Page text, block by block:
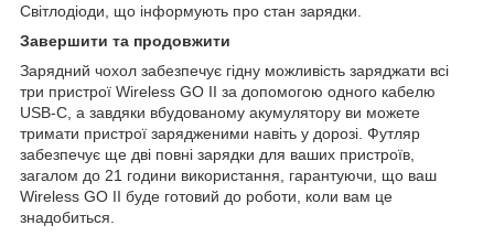
Світлодіоди, що інформують про стан зарядки.
Завершити та продовжити
Зарядний чохол забезпечує гідну можливість заряджати всі
три пристрої Wireless GO II за допомогою одного кабелю
USB-C, а завдяки вбудованому акумулятору ви можете
тримати пристрої зарядженими навіть у дорозі. Футляр
забезпечує ще дві повні зарядки для ваших пристроїв,
загалом до 21 години використання, гарантуючи, що ваш
Wireless GO II буде готовий до роботи, коли вам це
знадобиться.